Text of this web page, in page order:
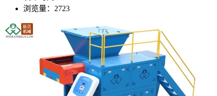
浏览量：2723